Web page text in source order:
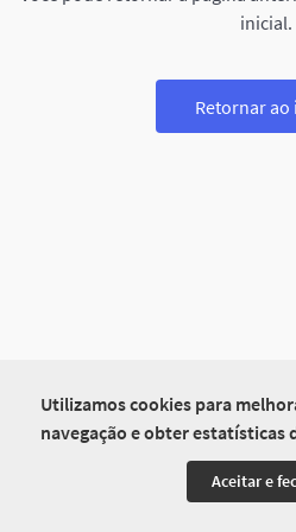
Utilizamos cookies para
navegação e obter estatísticas
Aceitar e
inicial.
Retornar ao